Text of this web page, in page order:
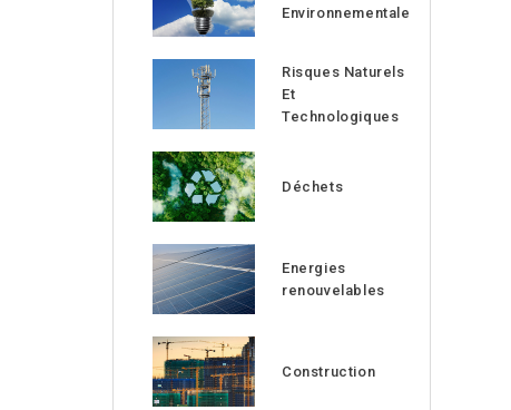
Environnementale
Risques Naturels
Et
Technologiques
Déchets
Energies
renouvelables
Construction